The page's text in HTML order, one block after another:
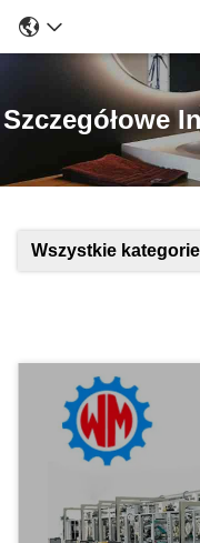
Szczegółowe
Wszystkie kategorie